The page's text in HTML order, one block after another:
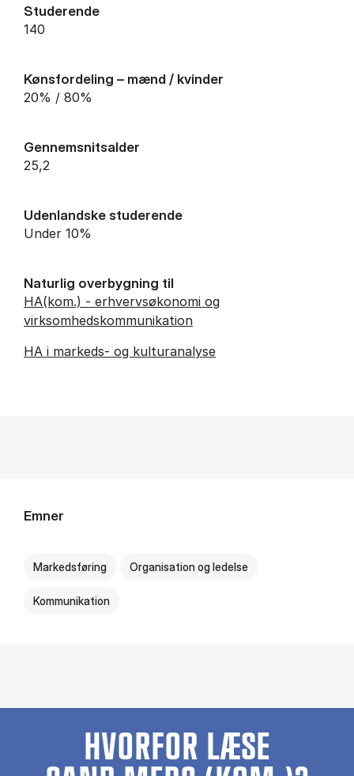
Studerende
140
Kønsfordeling – mænd / kvinder
20% / 80%
Gennemsnitsalder
25,2
Udenlandske studerende
Under 10%
Naturlig overbygning til
HA(kom.) - erhvervsøkonomi og
virksomhedskommunikation
HA i markeds- og kulturanalyse
Emner
Markedsføring Organisation og ledelse
Kommunikation
HVORFOR LÆSE